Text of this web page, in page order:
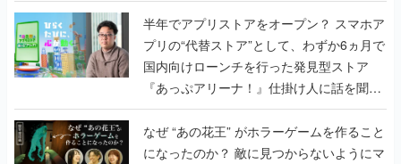
半年でアプリストアをオープン？ スマホア
プリの“代替ストア”として、わずか6ヵ月で
国内向けローンチを行った発見型ストア
『あっぷアリーナ！』仕掛け人に話を聞い
てみた
なぜ “あの花王” がホラーゲームを作ること
になったのか？ 敵に見つからないようにマ